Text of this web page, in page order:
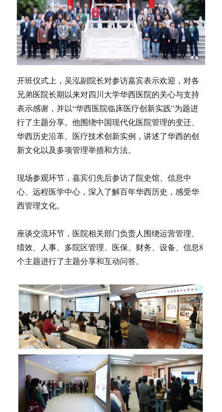
开班仪式上，吴泓副院长对参访嘉宾表示欢迎，对各
兄弟医院长期以来对四川大学华西医院的关心与支持
表示感谢，并以“华西医院临床医疗创新实践”为题进
行了主题分享。他围绕中国现代化医院管理的变迁、
华西历史沿革、医疗技术创新实例，讲述了华西的创
新文化以及多项管理举措和方法。
现场参观环节，嘉宾们先后参访了院史馆、信息中
心、远程医学中心，深入了解百年华西历史，感受华
西管理文化。
座谈交流环节，医院相关部门负责人围绕运营管理、
绩效、人事、多院区管理、医保、财务、设备、信息8
个主题进行了主题分享和互动问答。